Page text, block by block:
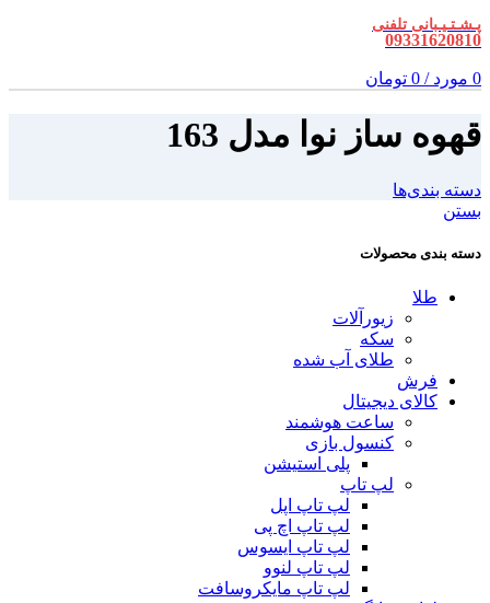
پـشـتـیـبانی تلفنی
09331620810
0 مورد /
0 تومان
قهوه ساز نوا مدل 163
دسته بندی‌ها
بستن
دسته بندی محصولات
طلا
زیورآلات
سکه
طلای آب شده
فرش
کالای دیجیتال
ساعت هوشمند
کنسول بازی
پلی استیشن
لپ تاپ
لپ تاپ اپل
لپ تاپ اچ پی
لپ تاپ ایسوس
لپ تاپ لنوو
لپ تاپ مایکروسافت